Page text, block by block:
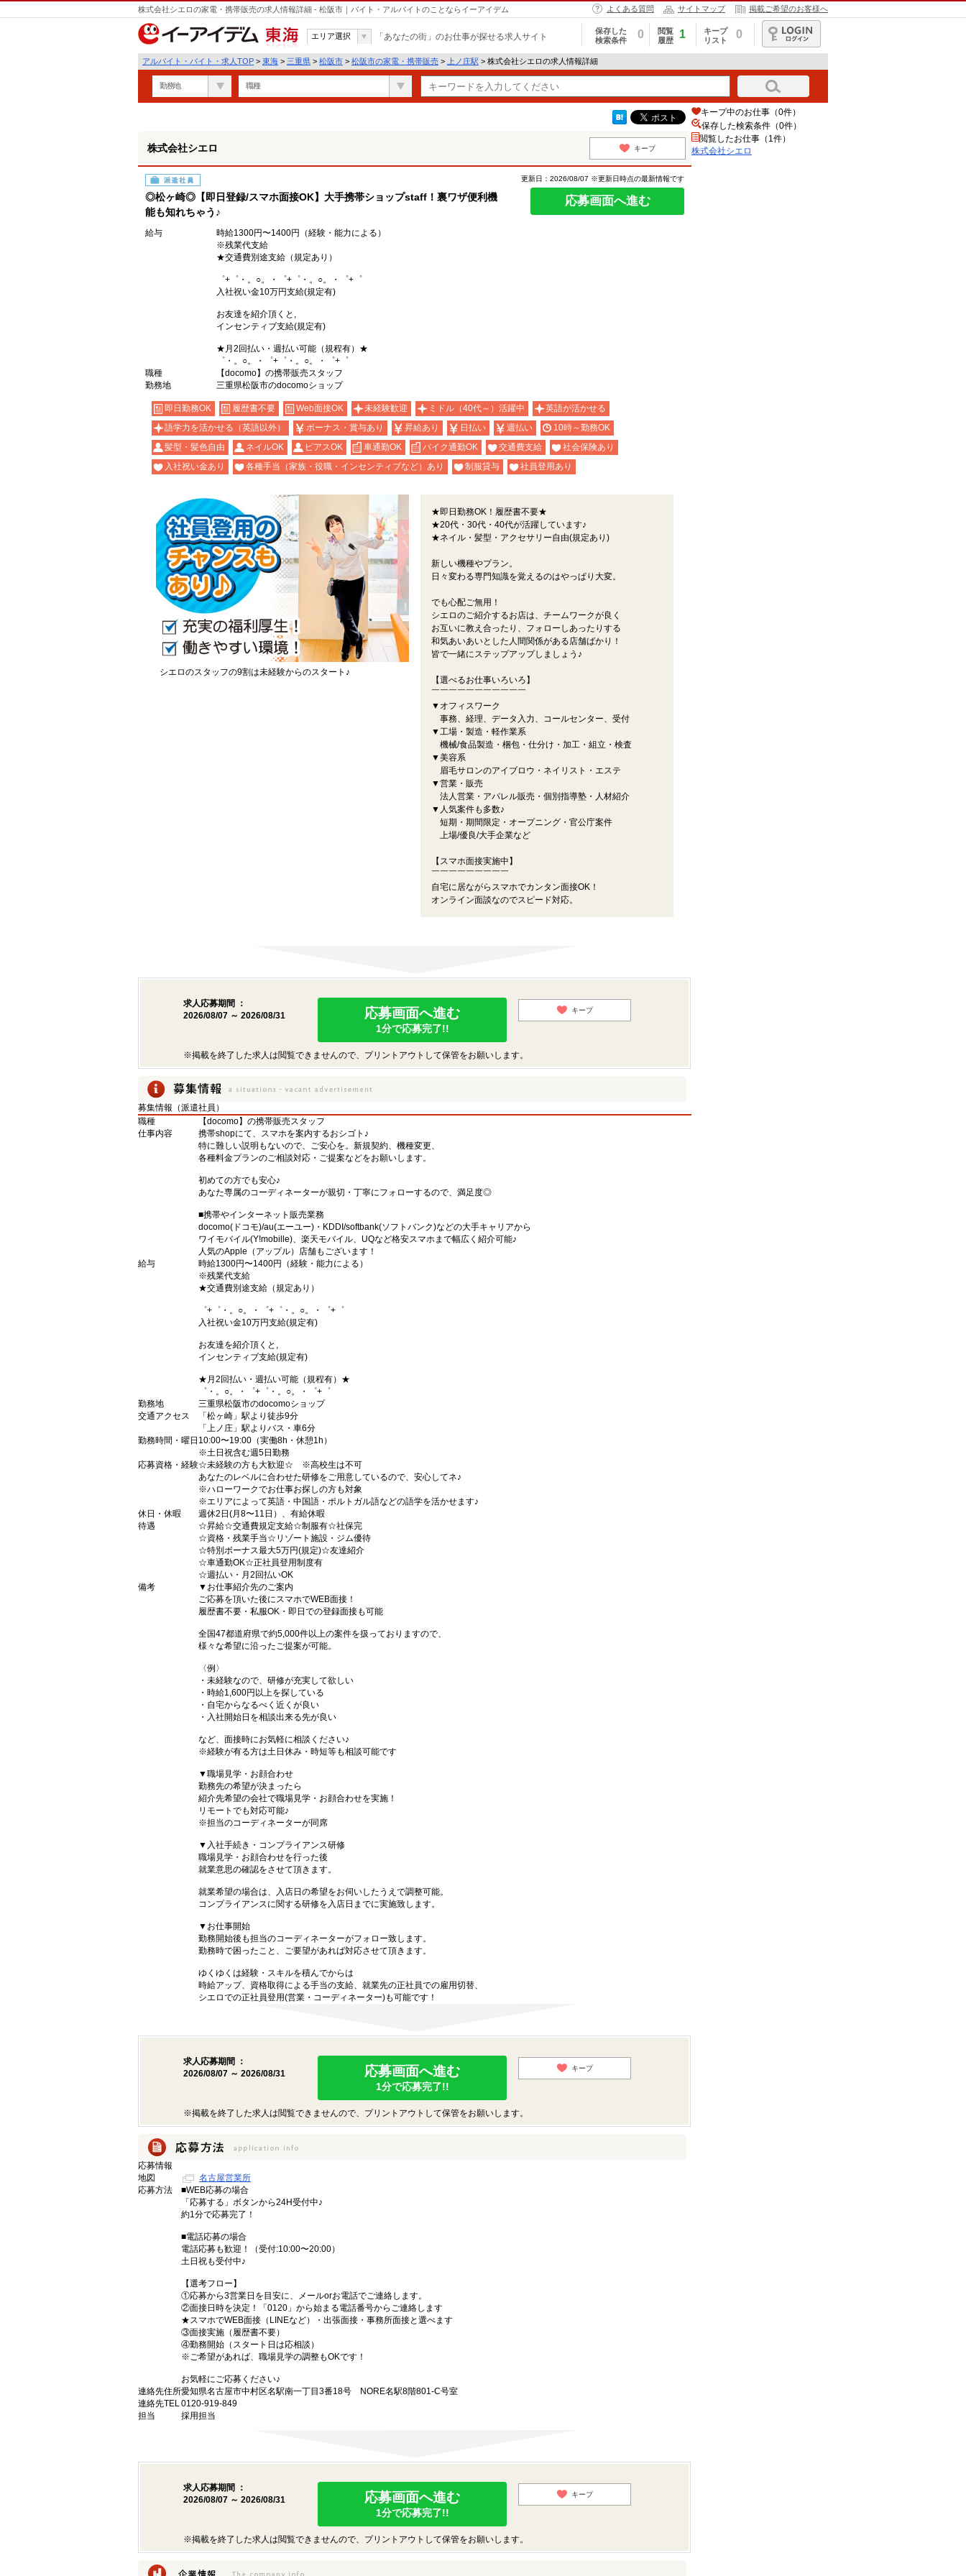
株式会社シエロの家電・携帯販売の求人情報詳細 - 松阪市｜バイト・アルバイトのことならイーアイデム よくある質問 サイトマップ 掲載ご希望のお客様へ
東海
エリア選択 「あなたの街」のお仕事が探せる求人サイト
保存した
検索条件
0
閲覧
履歴
1
キープ
リスト
0
ログイン
アルバイト・バイト・求人TOP > 東海 > 三重県 > 松阪市 > 松阪市の家電・携帯販売 > 上ノ庄駅 > 株式会社シエロの求人情報詳細
勤務地 職種
株式会社シエロ キープ
派遣社員
◎松ヶ崎◎【即日登録/スマホ面接OK】大手携帯ショップstaff！裏ワザ便利機
能も知れちゃう♪
更新日：2026/08/07 ※更新日時点の最新情報です
応募画面へ進む
給与
時給1300円〜1400円（経験・能力による）
※残業代支給
★交通費別途支給（規定あり）
゜+゜・。○。・゜+゜・。○。・゜+゜
入社祝い金10万円支給(規定有)
お友達を紹介頂くと,
インセンティブ支給(規定有)
★月2回払い・週払い可能（規程有）★
゜・。○。・゜+゜・。○。・゜+゜
職種
【docomo】の携帯販売スタッフ
勤務地
三重県松阪市のdocomoショップ
即日勤務OK 履歴書不要 Web面接OK 未経験歓迎 ミドル（40代～）活躍中
英語が活かせる
語学力を活かせる（英語以外）
ボーナス・賞与あり 昇給あり 日払い 週払い
10時～勤務OK
髪型・髪色自由
ネイルOK ピアスOK 車通勤OK バイク通勤OK 交通費支給
社会保険あり
入社祝い金あり
各種手当（家族・役職・インセンティブなど）あり 制服貸与 社員登用あり
シエロのスタッフの9割は未経験からのスタート♪
★即日勤務OK！履歴書不要★
★20代・30代・40代が活躍しています♪
★ネイル・髪型・アクセサリー自由(規定あり)
新しい機種やプラン。
日々変わる専門知識を覚えるのはやっぱり大変。
でも心配ご無用！
シエロのご紹介するお店は、チームワークが良く
お互いに教え合ったり、フォローしあったりする
和気あいあいとした人間関係がある店舗ばかり！
皆で一緒にステップアップしましょう♪
【選べるお仕事いろいろ】
￣￣￣￣￣￣￣￣￣￣￣
▼オフィスワーク
事務、経理、データ入力、コールセンター、受付
▼工場・製造・軽作業系
機械/食品製造・梱包・仕分け・加工・組立・検査
▼美容系
眉毛サロンのアイブロウ・ネイリスト・エステ
▼営業・販売
法人営業・アパレル販売・個別指導塾・人材紹介
▼人気案件も多数♪
短期・期間限定・オープニング・官公庁案件
上場/優良/大手企業など
【スマホ面接実施中】
￣￣￣￣￣￣￣￣￣
自宅に居ながらスマホでカンタン面接OK！
オンライン面談なのでスピード対応。
求人応募期間 ：
2026/08/07 ～ 2026/08/31
応募画面へ進む
1分で応募完了!!
キープ
※掲載を終了した求人は閲覧できませんので、プリントアウトして保管をお願いします。
募集情報（派遣社員）
職種
【docomo】の携帯販売スタッフ
仕事内容
携帯shopにて、スマホを案内するおシゴト♪
特に難しい説明もないので、ご安心を。新規契約、機種変更、
各種料金プランのご相談対応・ご提案などをお願いします。
初めての方でも安心♪
あなた専属のコーディネーターが親切・丁寧にフォローするので、満足度◎
■携帯やインターネット販売業務
docomo(ドコモ)/au(エーユー)・KDDI/softbank(ソフトバンク)などの大手キャリアから
ワイモバイル(Y!mobille)、楽天モバイル、UQなど格安スマホまで幅広く紹介可能♪
人気のApple（アップル）店舗もございます！
給与
時給1300円〜1400円（経験・能力による）
※残業代支給
★交通費別途支給（規定あり）
゜+゜・。○。・゜+゜・。○。・゜+゜
入社祝い金10万円支給(規定有)
お友達を紹介頂くと,
インセンティブ支給(規定有)
★月2回払い・週払い可能（規程有）★
゜・。○。・゜+゜・。○。・゜+゜
勤務地
三重県松阪市のdocomoショップ
交通アクセス
「松ヶ崎」駅より徒歩9分
「上ノ庄」駅よりバス・車6分
勤務時間・曜日 10:00〜19:00（実働8h・休憩1h）
※土日祝含む週5日勤務
応募資格・経験☆未経験の方も大歓迎☆ ※高校生は不可
あなたのレベルに合わせた研修をご用意しているので、安心してネ♪
※ハローワークでお仕事お探しの方も対象
※エリアによって英語・中国語・ポルトガル語などの語学を活かせます♪
休日・休暇
週休2日(月8〜11日）、有給休暇
待遇
☆昇給☆交通費規定支給☆制服有☆社保完
☆資格・残業手当☆リゾート施設・ジム優待
☆特別ボーナス最大5万円(規定)☆友達紹介
☆車通勤OK☆正社員登用制度有
☆週払い・月2回払いOK
備考
▼お仕事紹介先のご案内
ご応募を頂いた後にスマホでWEB面接！
履歴書不要・私服OK・即日での登録面接も可能
全国47都道府県で約5,000件以上の案件を扱っておりますので、
様々な希望に沿ったご提案が可能。
〈例〉
・未経験なので、研修が充実して欲しい
・時給1,600円以上を探している
・自宅からなるべく近くが良い
・入社開始日を相談出来る先が良い
など、面接時にお気軽に相談ください♪
※経験が有る方は土日休み・時短等も相談可能です
▼職場見学・お顔合わせ
勤務先の希望が決まったら
紹介先希望の会社で職場見学・お顔合わせを実施！
リモートでも対応可能♪
※担当のコーディネーターが同席
▼入社手続き・コンプライアンス研修
職場見学・お顔合わせを行った後
就業意思の確認をさせて頂きます。
就業希望の場合は、入店日の希望をお伺いしたうえで調整可能。
コンプライアンスに関する研修を入店日までに実施致します。
▼お仕事開始
勤務開始後も担当のコーディネーターがフォロー致します。
勤務時で困ったこと、ご要望があれば対応させて頂きます。
ゆくゆくは経験・スキルを積んでからは
時給アップ、資格取得による手当の支給、就業先の正社員での雇用切替、
シエロでの正社員登用(営業・コーディネーター)も可能です！
求人応募期間 ：
2026/08/07 ～ 2026/08/31
応募画面へ進む
1分で応募完了!!
キープ
※掲載を終了した求人は閲覧できませんので、プリントアウトして保管をお願いします。
応募情報
地図
名古屋営業所
応募方法
■WEB応募の場合
「応募する」ボタンから24H受付中♪
約1分で応募完了！
■電話応募の場合
電話応募も歓迎！（受付:10:00〜20:00）
土日祝も受付中♪
【選考フロー】
①応募から3営業日を目安に、メールorお電話でご連絡します。
②面接日時を決定！「0120」から始まる電話番号からご連絡します
★スマホでWEB面接（LINEなど）・出張面接・事務所面接と選べます
③面接実施（履歴書不要）
④勤務開始（スタート日は応相談）
※ご希望があれば、職場見学の調整もOKです！
お気軽にご応募ください♪
連絡先住所愛知県名古屋市中村区名駅南一丁目3番18号 NORE名駅8階801-C号室
連絡先TEL0120-919-849
担当
採用担当
求人応募期間 ：
2026/08/07 ～ 2026/08/31
応募画面へ進む
1分で応募完了!!
キープ
※掲載を終了した求人は閲覧できませんので、プリントアウトして保管をお願いします。
キープ中のお仕事（0件）
保存した検索条件（0件）
閲覧したお仕事（1件）
株式会社シエロ